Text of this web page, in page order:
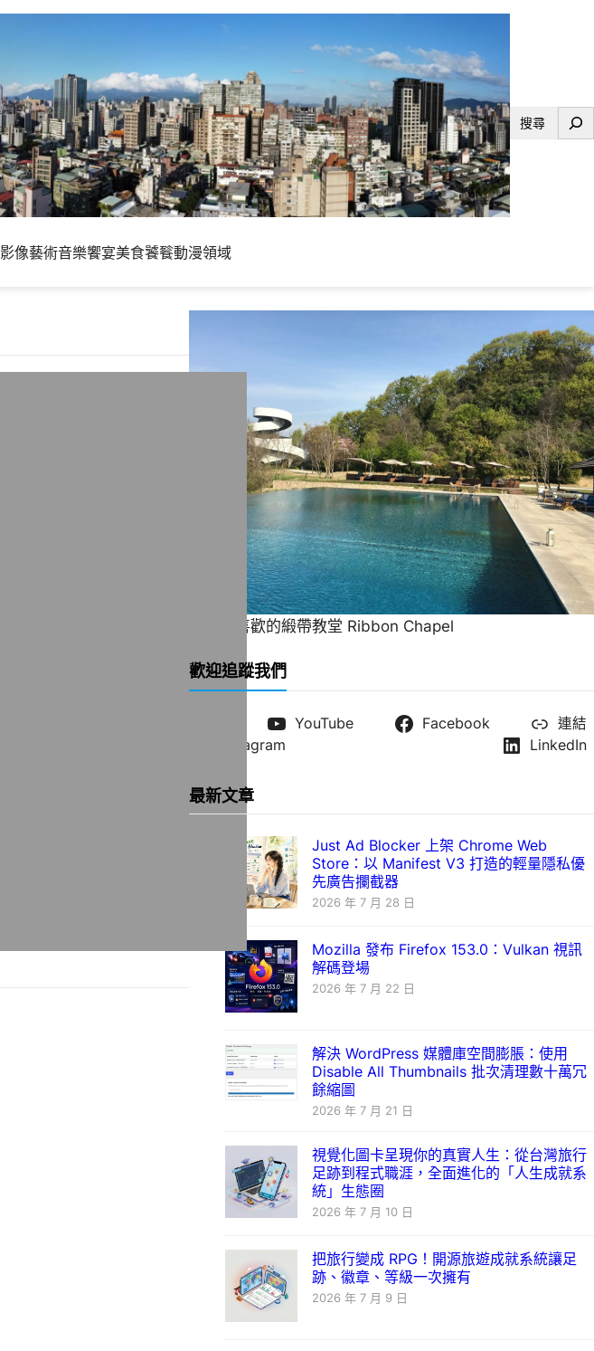
搜
影像藝術音樂饗宴美食饕餮動漫領域
一直很喜歡的緞帶教堂 Ribbon Chapel
歡迎追蹤我們
YouTube Facebook
連結
Instagram
LinkedIn
最新文章
Just Ad Blocker 上架 Chrome Web
Store：以 Manifest V3 打造的輕量隱私優
先廣告攔截器
2026 年 7 月 28 日
Mozilla 發布 Firefox 153.0：Vulkan 視訊
解碼登場
2026 年 7 月 22 日
解決 WordPress 媒體庫空間膨脹：使用
Disable All Thumbnails 批次清理數十萬冗
餘縮圖
2026 年 7 月 21 日
視覺化圖卡呈現你的真實人生：從台灣旅行
足跡到程式職涯，全面進化的「人生成就系
統」生態圈
2026 年 7 月 10 日
把旅行變成 RPG！開源旅遊成就系統讓足
跡、徽章、等級一次擁有
2026 年 7 月 9 日